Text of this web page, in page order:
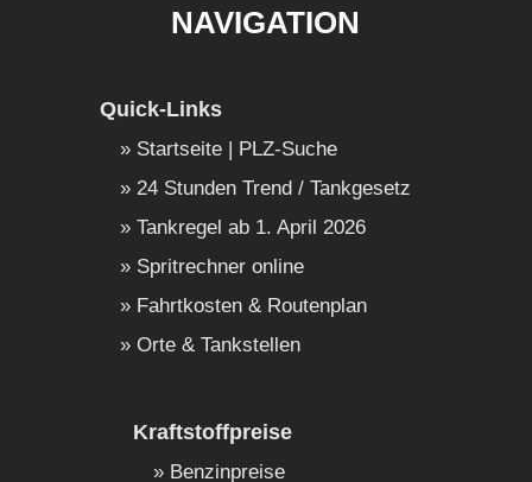
NAVIGATION
Quick-Links
Startseite | PLZ-Suche
24 Stunden Trend / Tankgesetz
Tankregel ab 1. April 2026
Spritrechner online
Fahrtkosten & Routenplan
Orte & Tankstellen
Kraftstoffpreise
Benzinpreise